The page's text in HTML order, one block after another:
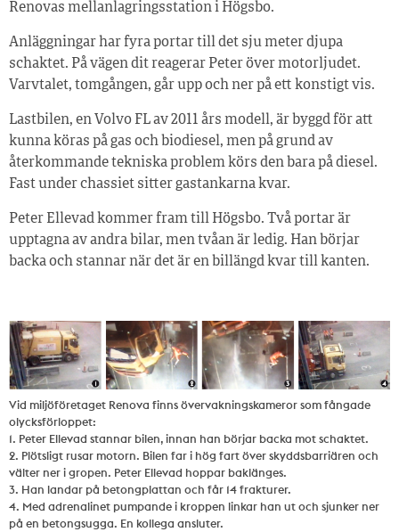
Renovas mellanlagringsstation i Högsbo.
Anläggningar har fyra portar till det sju meter djupa
schaktet. På vägen dit reagerar Peter över motorljudet.
Varvtalet, tomgången, går upp och ner på ett konstigt vis.
Lastbilen, en Volvo FL av 2011 års modell, är byggd för att
kunna köras på gas och biodiesel, men på grund av
återkommande tekniska problem körs den bara på diesel.
Fast under chassiet sitter gastankarna kvar.
Peter Ellevad kommer fram till Högsbo. Två portar är
upptagna av andra bilar, men tvåan är ledig. Han börjar
backa och stannar när det är en billängd kvar till kanten.
Vid miljöföretaget Renova finns övervakningskameror som fångade
olycksförloppet:
1. Peter Ellevad stannar bilen, innan han börjar backa mot schaktet.
2. Plötsligt rusar motorn. Bilen far i hög fart över skyddsbarriären och
välter ner i gropen. Peter Ellevad hoppar baklänges.
3. Han landar på betongplattan och får 14 frakturer.
4. Med adrenalinet pumpande i kroppen linkar han ut och sjunker ner
på en betongsugga. En kollega ansluter.